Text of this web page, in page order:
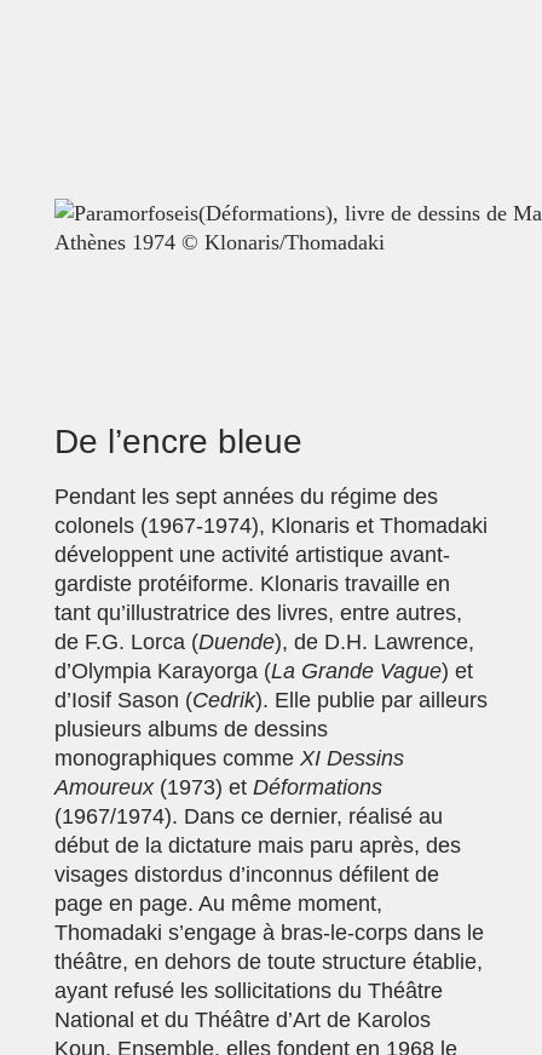
De l’encre bleue
Pendant les sept années du régime des
colonels (1967-1974), Klonaris et Thomadaki
développent une activité artistique avant-
gardiste protéiforme. Klonaris travaille en
tant qu’illustratrice des livres, entre autres,
de F.G. Lorca (Duende), de D.H. Lawrence,
d’Olympia Karayorga (La Grande Vague) et
d’Iosif Sason (Cedrik). Elle publie par ailleurs
plusieurs albums de dessins
monographiques comme XI Dessins
Amoureux(1973) et Déformations
(1967/1974). Dans ce dernier, réalisé au
début de la dictature mais paru après, des
visages distordus d’inconnus défilent de
page en page. Au même moment,
Thomadaki s’engage à bras-le-corps dans le
théâtre, en dehors de toute structure établie,
ayant refusé les sollicitations du Théâtre
National et du Théâtre d’Art de Karolos
Koun. Ensemble, elles fondent en 1968 le